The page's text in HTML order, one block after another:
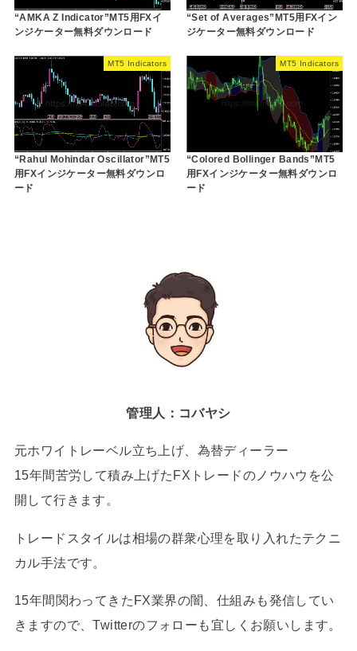
“AMKA Z Indicator”MT5用FXイ
ンジケーター無料ダウンロード
“Set of Averages”MT5用FXイン
ジケーター無料ダウンロード
MT5 Indicators
“Rahul Mohindar Oscillator”MT5
用FXインジケーター無料ダウンロ
ード
MT5 Indicators
“Colored Bollinger Bands”MT5
用FXインジケーター無料ダウンロ
ード
管理人：コバヤシ
元ホワイトレーベル立ち上げ、為替ディーラー
15年間苦労して積み上げたFXトレードのノウハウを公
開して行きます。
トレードスタイルは相場の群衆心理を取り入れたテクニ
カル手法です。
15年間関わってきたFX業界の闇、仕組みも発信してい
きますので、Twitterのフォローも宜しくお願いします。